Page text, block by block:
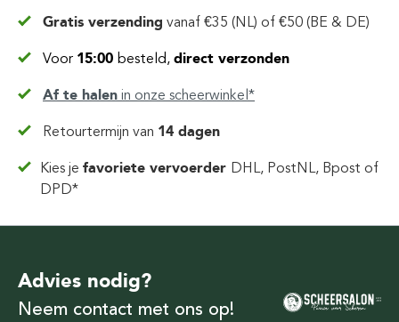
Gratis verzending vanaf €35 (NL) of €50 (BE & DE)
Voor 15:00 besteld, direct verzonden
Af te halen in onze scheerwinkel*
Retourtermijn van 14 dagen
Kies jefavoriete vervoerder DHL, PostNL, Bpost of
DPD*
Advies nodig?
Neem contact met ons op!